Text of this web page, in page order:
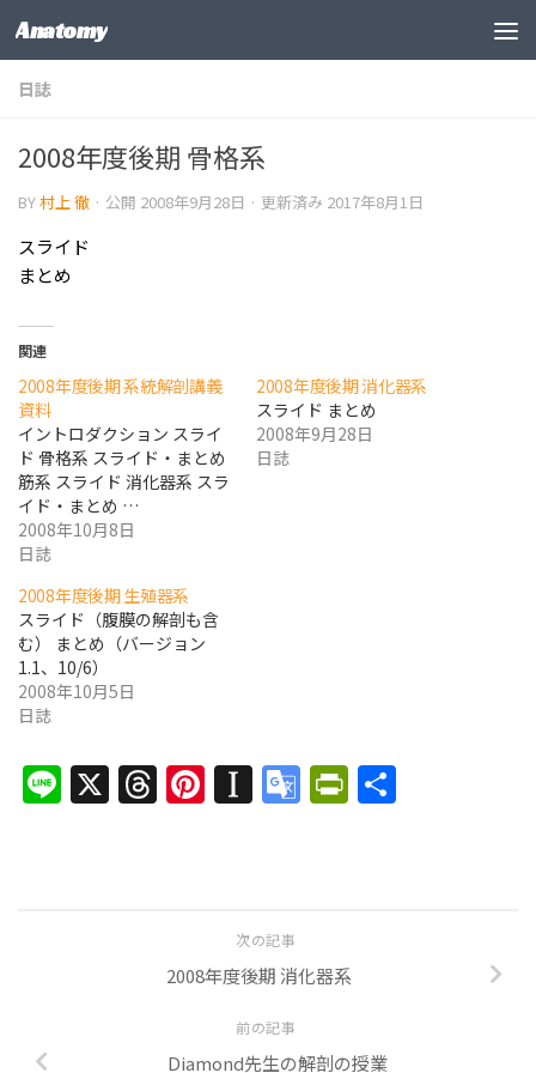
コンテンツの下
Anatomy
日誌
2008年度後期 骨格系
BY村上 徹 · 公開 2008年9月28日 · 更新済み 2017年8月1日
スライド
まとめ
関連
2008年度後期 系統解剖講義
資料
イントロダクション スライ
ド 骨格系 スライド・まとめ
筋系 スライド 消化器系 スラ
イド・まとめ …
2008年10月8日
日誌
2008年度後期 消化器系
スライド まとめ
2008年9月28日
日誌
2008年度後期 生殖器系
スライド（腹膜の解剖も含
む） まとめ（バージョン
1.1、10/6）
2008年10月5日
日誌
Line
X Threads
Pinterest
Instapaper
Google
Translate
次の記事
2008年度後期 消化器系
前の記事
Diamond先生の解剖の授業